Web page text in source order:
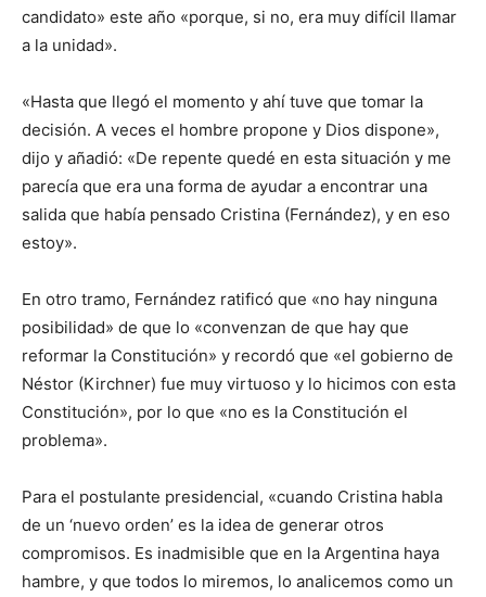
candidato» este año «porque, si no, era muy difícil llamar
a la unidad».
«Hasta que llegó el momento y ahí tuve que tomar la
decisión. A veces el hombre propone y Dios dispone»,
dijo y añadió: «De repente quedé en esta situación y me
parecía que era una forma de ayudar a encontrar una
salida que había pensado Cristina (Fernández), y en eso
estoy».
En otro tramo, Fernández ratificó que «no hay ninguna
posibilidad» de que lo «convenzan de que hay que
reformar la Constitución» y recordó que «el gobierno de
Néstor (Kirchner) fue muy virtuoso y lo hicimos con esta
Constitución», por lo que «no es la Constitución el
problema».
Para el postulante presidencial, «cuando Cristina habla
de un ‘nuevo orden’ es la idea de generar otros
compromisos. Es inadmisible que en la Argentina haya
hambre, y que todos lo miremos, lo analicemos como un